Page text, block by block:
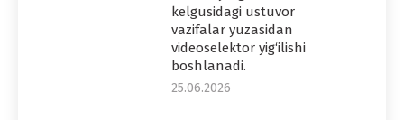
kelgusidagi ustuvor
vazifalar yuzasidan
videoselektor yig‘ilishi
boshlanadi.
25.06.2026